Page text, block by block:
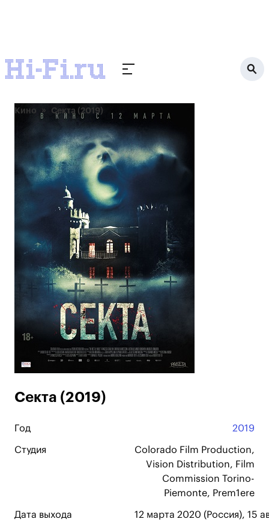
Кино Секта (2019)
Секта (2019)
Год 2019
Студия
Colorado Film Production,
Vision Distribution, Film
Commission Torino-
Piemonte, Prem1ere
Дата выхода 12 марта 2020 (Россия), 15